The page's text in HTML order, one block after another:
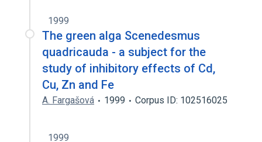
1999
The green alga Scenedesmus
quadricauda - a subject for the
study of inhibitory effects of Cd,
Cu, Zn and Fe
A. Fargašová 1999 Corpus ID: 102516025
1999